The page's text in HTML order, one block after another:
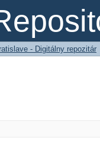
- Digitálny repozitár